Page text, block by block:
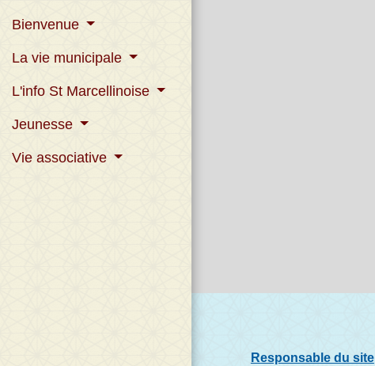
Bienvenue
La vie municipale
L'info St Marcellinoise
Jeunesse
Vie associative
Responsable du site